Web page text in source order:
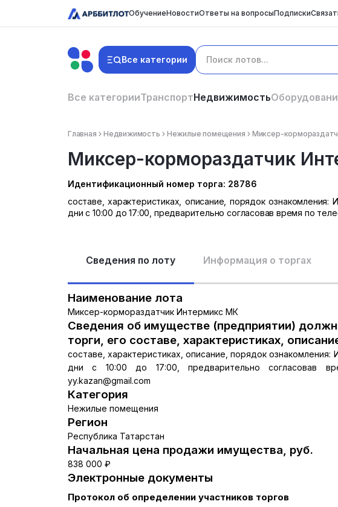
ОбучениеНовостиОтветы на вопросыПодписки
Все категории
Все категорииТранспортНедвижимость
Главная Недвижимость Нежилые помещения Миксер-
Миксер-кормораздатчик
Идентификационный номер торга: 28786
составе, характеристиках, описание, порядок
дни с 10:00 до 17:00, предварительно согласовав время по
Сведения по лоту Информация о торгах
Наименование лота
Миксер-кормораздатчик Интермикс МК
Сведения об имуществе (предприятии)
торги, его составе, характеристиках,
составе, характеристиках, описание, порядок
дни с 10:00 до 17:00, предварительно согласовав
yy.kazan@gmail.com
Категория
Нежилые помещения
Регион
Республика Татарстан
Начальная цена продажи имущества, руб.
838 000 ₽
Электронные документы
Протокол об определении участников торгов